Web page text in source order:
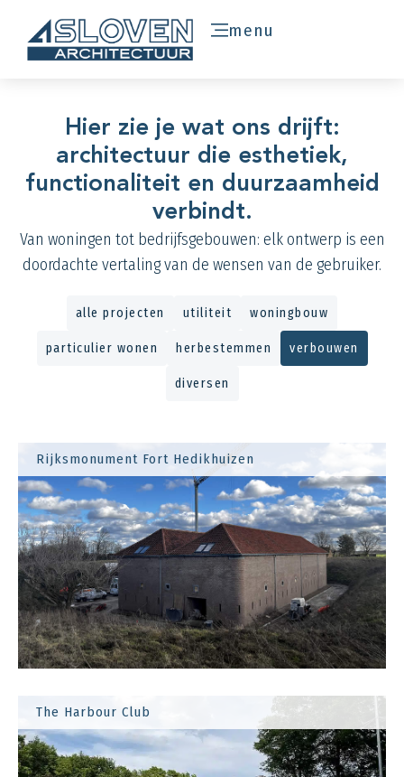
menu
Hier zie je wat ons drijft:
architectuur die esthetiek,
functionaliteit en duurzaamheid
verbindt.
Van woningen tot bedrijfsgebouwen: elk ontwerp is een
doordachte vertaling van de wensen van de gebruiker.
alle projecten utiliteit woningbouw
particulier wonen herbestemmen verbouwen
diversen
Rijksmonument Fort Hedikhuizen
The Harbour Club